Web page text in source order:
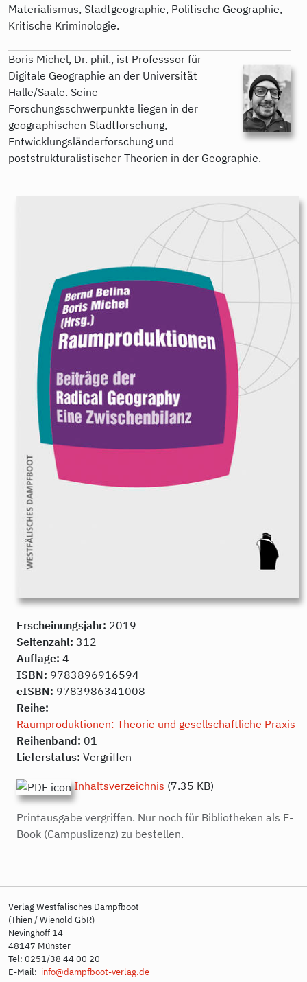
Materialismus, Stadtgeographie, Politische Geographie,
Kritische Kriminologie.
Boris Michel, Dr. phil., ist Professsor für
Digitale Geographie an der Universität
Halle/Saale. Seine
Forschungsschwerpunkte liegen in der
geographischen Stadtforschung,
Entwicklungsländerforschung und
poststrukturalistischer Theorien in der Geographie.
Erscheinungsjahr: 2019
Seitenzahl: 312
Auflage: 4
ISBN: 9783896916594
eISBN: 9783986341008
Reihe:
Raumproduktionen: Theorie und gesellschaftliche Praxis
Reihenband: 01
Lieferstatus: Vergriffen
Inhaltsverzeichnis (7.35 KB)
Printausgabe vergriffen. Nur noch für Bibliotheken als E-
Book (Campuslizenz) zu bestellen.
Verlag Westfälisches Dampfboot
(Thien / Wienold GbR)
Nevinghoff 14
48147 Münster
Tel: 0251/38 44 00 20
E-Mail: info@dampfboot-verlag.de